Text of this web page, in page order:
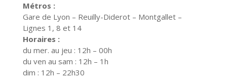
Métros :
Gare de Lyon – Reuilly-Diderot – Montgallet –
Lignes 1, 8 et 14
Horaires :
du mer. au jeu : 12h – 00h
du ven au sam : 12h – 1h
dim : 12h – 22h30